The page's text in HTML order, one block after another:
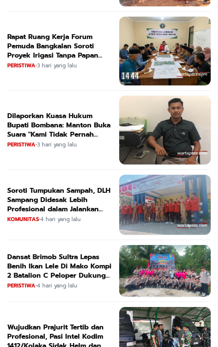
Rapat Ruang Kerja Forum
Pemuda Bangkalan Soroti
Proyek Irigasi Tanpa Papan
Nama
PERISTIWA•3 hari yang lalu
Dilaporkan Kuasa Hukum
Bupati Bombana: Manton Buka
Suara "Kami Tidak Pernah
Menutup Ruang Hak Jawab"
PERISTIWA•3 hari yang lalu
Soroti Tumpukan Sampah, DLH
Sampang Didesak Lebih
Profesional dalam Jalankan
Tugas
KOMUNITAS•4 hari yang lalu
Dansat Brimob Sultra Lepas
Benih Ikan Lele Di Mako Kompi
2 Batalion C Peloper Dukung
ketahanan Pangan Nasional
PERISTIWA•4 hari yang lalu
Wujudkan Prajurit Tertib dan
Profesional, Pasi Intel Kodim